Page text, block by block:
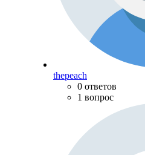
thepeach
0 ответов
1 вопрос